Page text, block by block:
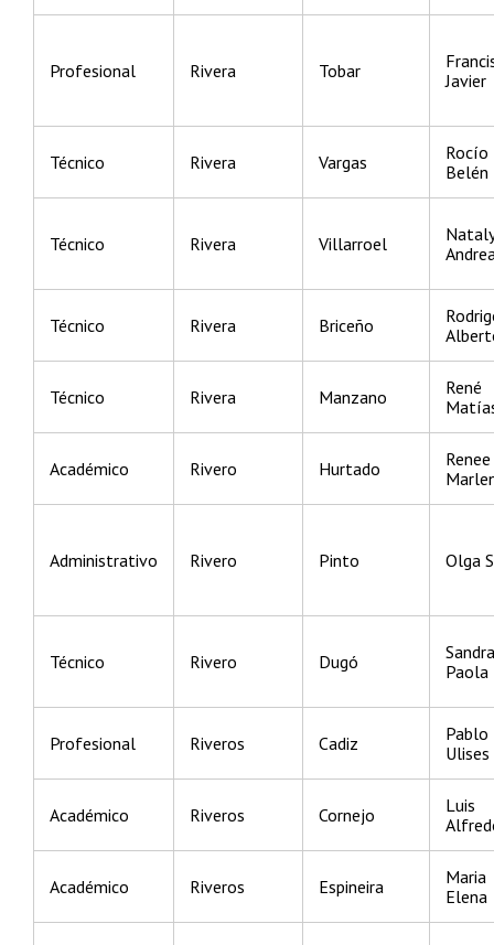
Profesional Rivera Tobar
Javier
Técnico Rivera Vargas
Rocío
Belén
Técnico Rivera Villarroel
Técnico Rivera Briceño
Técnico Rivera Manzano
René
Académico Rivero Hurtado
Renee
Administrativo Rivero Pinto Olga
Técnico Rivero Dugó
Sandra
Paola
Profesional Riveros Cadiz
Pablo
Ulises
Académico Riveros Cornejo
Luis
Académico Riveros Espineira
Maria
Elena